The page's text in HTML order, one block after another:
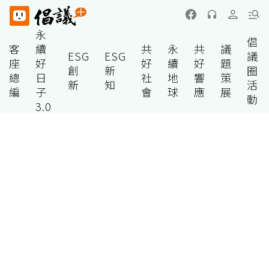
客
座
總
編
永
續
好
日
子
3.0
ESG
創
新
ESG
新
知
共
好
社
會
永
續
地
球
共
好
響
應
議
題
策
展
倡
議
圈
活
動